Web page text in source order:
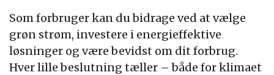
Som forbruger kan du bidrage ved at vælge
grøn strøm, investere i energieffektive
løsninger og være bevidst om dit forbrug.
Hver lille beslutning tæller – både for klimaet